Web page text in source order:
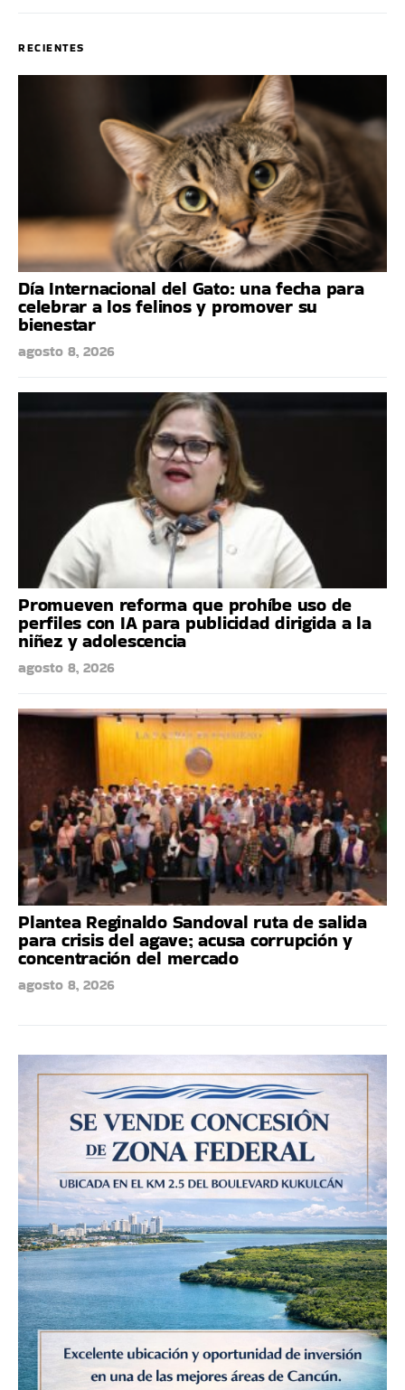
RECIENTES
Día Internacional del Gato: una fecha para
celebrar a los felinos y promover su
bienestar
agosto 8, 2026
Promueven reforma que prohíbe uso de
perfiles con IA para publicidad dirigida a la
niñez y adolescencia
agosto 8, 2026
Plantea Reginaldo Sandoval ruta de salida
para crisis del agave; acusa corrupción y
concentración del mercado
agosto 8, 2026